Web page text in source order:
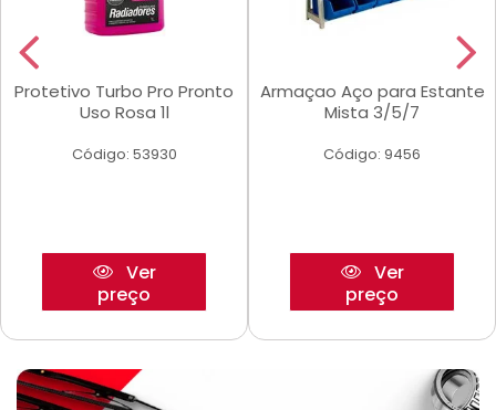
Protetivo Turbo Pro Pronto
Uso Rosa 1l
Código: 53930
Ver
preço
Armaçao Aço para Estante
Mista 3/5/7
Código: 9456
Ver
preço